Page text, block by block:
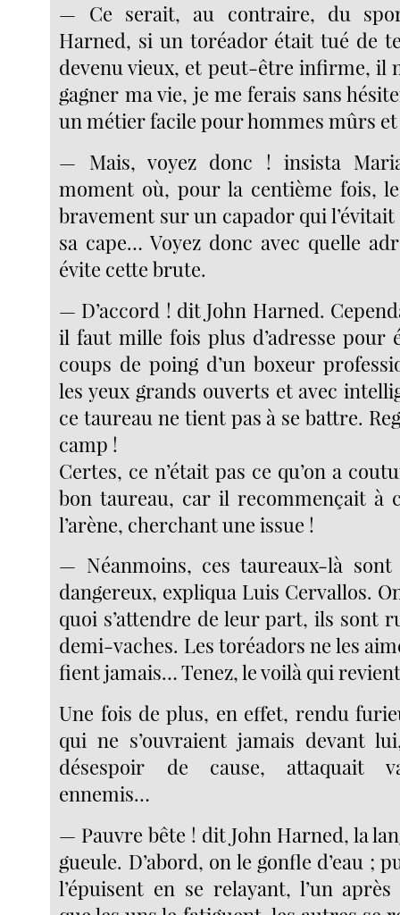
— Ce serait, au contraire, du
Harned, si un toréador était tué de
devenu vieux, et peut-être infirme, il
gagner ma vie, je me ferais sans
un métier facile pour hommes mûrs
— Mais, voyez donc ! insista
moment où, pour la centième fois,
bravement sur un capador qui l’évitait
sa cape… Voyez donc avec quelle
évite cette brute.
— D’accord ! dit John Harned.
il faut mille fois plus d’adresse pour
coups de poing d’un boxeur
les yeux grands ouverts et avec
ce taureau ne tient pas à se battre.
camp !
Certes, ce n’était pas ce qu’on a
bon taureau, car il recommençait à
l’arène, cherchant une issue !
— Néanmoins, ces taureaux-là
dangereux, expliqua Luis Cervallos.
quoi s’attendre de leur part, ils sont
demi-vaches. Les toréadors ne les
fient jamais… Tenez, le voilà qui
Une fois de plus, en effet, rendu
qui ne s’ouvraient jamais devant
désespoir de cause, attaquait
ennemis…
— Pauvre bête ! dit John Harned, la
gueule. D’abord, on le gonfle d’eau ;
l’épuisent en se relayant, l’un après